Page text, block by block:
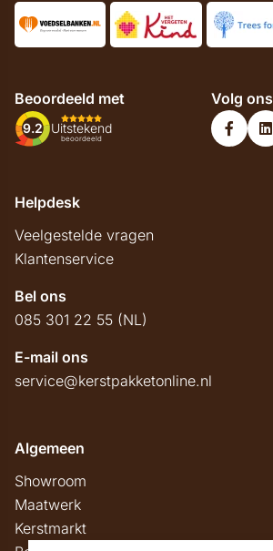
Beoordeeld met
9.2 Uitstekend
beoordeeld
Volg ons
Helpdesk
Veelgestelde vragen
Klantenservice
Bel ons
085 301 22 55 (NL)
E-mail ons
service@kerstpakketonline.nl
Algemeen
Showroom
Maatwerk
Kerstmarkt